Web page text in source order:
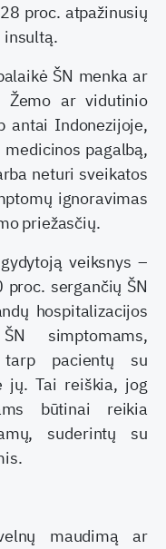
proc. atpažinusių
insultą.
ŠN menka ar
Žemo ar vidutinio
antai Indonezijoje,
pagalbą,
neturi sveikatos
ignoravimas
priežasčių.
veiksnys –
sergančių ŠN
hospitalizacijos
simptomams,
tarp pacientų su
jų. Tai reiškia, jog
būtinai reikia
suderintų su
maudimą ar